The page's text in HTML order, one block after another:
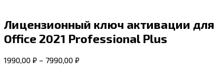
Лицензионный ключ активации для
Office 2021 Professional Plus
1990,00 ₽ – 7990,00 ₽